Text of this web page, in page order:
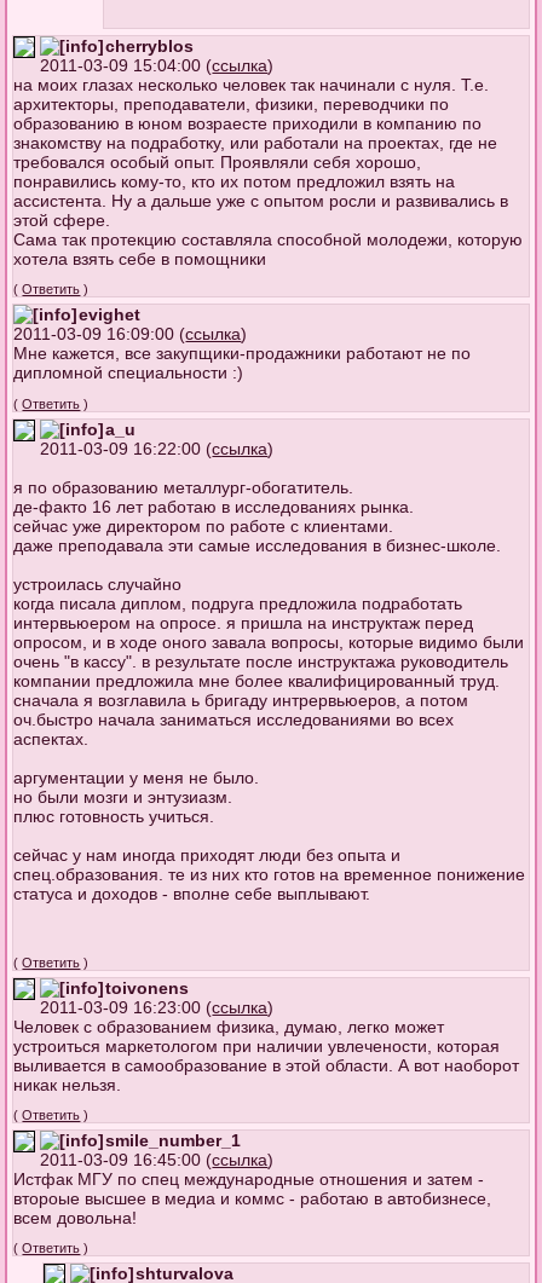
cherryblos
2011-03-09 15:04:00 (ссылка)
на моих глазах несколько человек так начинали с нуля. Т.е.
архитекторы, преподаватели, физики, переводчики по
образованию в юном возраесте приходили в компанию по
знакомству на подработку, или работали на проектах, где не
требовался особый опыт. Проявляли себя хорошо,
понравились кому-то, кто их потом предложил взять на
ассистента. Ну а дальше уже с опытом росли и развивались в
этой сфере.
Сама так протекцию составляла способной молодежи, которую
хотела взять себе в помощники
(Ответить )
evighet
2011-03-09 16:09:00 (ссылка)
Мне кажется, все закупщики-продажники работают не по
дипломной специальности :)
(Ответить )
a_u
2011-03-09 16:22:00 (ссылка)
я по образованию металлург-обогатитель.
де-факто 16 лет работаю в исследованиях рынка.
сейчас уже директором по работе с клиентами.
даже преподавала эти самые исследования в бизнес-школе.
устроилась случайно
когда писала диплом, подруга предложила подработать
интервьюером на опросе. я пришла на инструктаж перед
опросом, и в ходе оного завала вопросы, которые видимо были
очень "в кассу". в результате после инструктажа руководитель
компании предложила мне более квалифицированный труд.
сначала я возглавила ь бригаду интрервьюеров, а потом
оч.быстро начала заниматься исследованиями во всех
аспектах.
аргументации у меня не было.
но были мозги и энтузиазм.
плюс готовность учиться.
сейчас у нам иногда приходят люди без опыта и
спец.образования. те из них кто готов на временное понижение
статуса и доходов - вполне себе выплывают.
(Ответить )
toivonens
2011-03-09 16:23:00 (ссылка)
Человек с образованием физика, думаю, легко может
устроиться маркетологом при наличии увлечености, которая
выливается в самообразование в этой области. А вот наоборот
никак нельзя.
(Ответить )
smile_number_1
2011-03-09 16:45:00 (ссылка)
Истфак МГУ по спец международные отношения и затем -
второые высшее в медиа и коммс - работаю в автобизнесе,
всем довольна!
(Ответить )
shturvalova